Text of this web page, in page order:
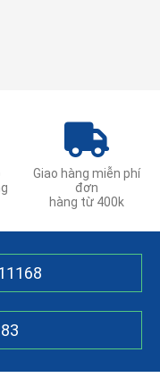
Giao hàng miễn phí
đơn
hàng từ 400k